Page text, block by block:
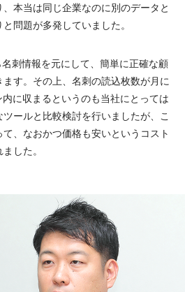
本当は同じ企業なのに別のデータと
問題が多発していました。
刺情報を元にして、簡単に正確な顧
す。その上、名刺の読込枚数が月に
に収まるというのも当社にとっては
ールと比較検討を行いましたが、こ
、なおかつ価格も安いというコスト
した。